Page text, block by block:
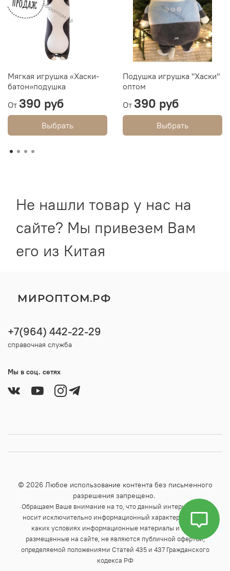
Мягкая игрушка «Хаски-
батон»подушка
От 390 руб
Выбрать
Подушка игрушка "Хаски"
оптом
От 390 руб
Выбрать
Не нашли товар у нас на
сайте? Мы привезем Вам
его из Китая
МИРОПТОМ.РФ
+7(964) 442-22-29
справочная служба
Мы в соц. сетях
© 2026 Любое использование контента без письменного
разрешения запрещено.
Обращаем Ваше внимание на то, что данный интернет-сайт
носит исключительно информационный характер и ни при
каких условиях информационные материалы и цены,
размещенные на сайте, не являются публичной офертой,
определяемой положениями Статей 435 и 437 Гражданского
кодекса РФ